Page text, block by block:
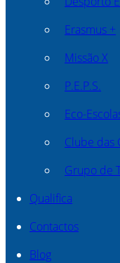
Erasmus +
Missão X
P.E.P.S.
Eco-
Clube das
Grupo de
Qualifica
Contactos
Blog